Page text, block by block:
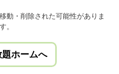
動・削除された可能性がありま
す。
ホームへ